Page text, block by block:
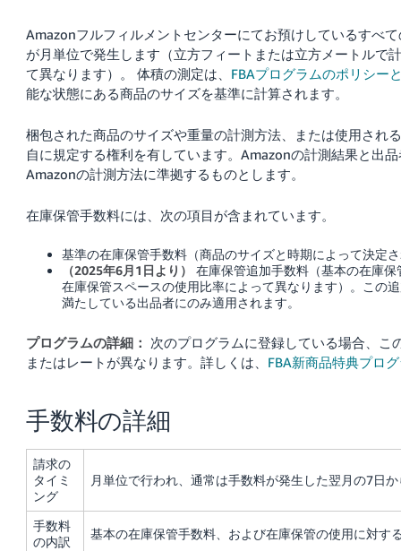
日
本
- FR
Italiano
- IT
한
국
-
日
-
JP
English
- JP
グ
イ
ン
さ
っ
始
め
Amazonフルフィルメントセンターにてお預けしているすべ
が月単位で発生します（立方フィートまたは立方メートルで
て異なります）。
体積の測定は、 FBAプログラムのポリシー
能な状態にある商品のサイズを基準に計算されます。
梱包された商品のサイズや重量の計測方法、または使用され
自に規定する権利を有しています。Amazonの計測結果と出
Amazonの計測方法に準拠するものとします。
在庫保管手数料には、次の項目が含まれています。
基準の在庫保管手数料（商品のサイズと時期によって決定
（2025年6月1日より）
在庫保管追加手数料（基本の在庫
在庫保管スペースの使用比率によって異なります）。この
満たしている出品者にのみ適用されます。
プログラムの詳細：
次のプログラムに登録している場合、こ
またはレートが異なります。詳しくは、 FBA新商品特典プロ
手数料の詳細
請求の
タイミ
ング
月単位で行われ、通常は手数料が発生した翌月の7日
手数料
の内訳
基本の在庫保管手数料、および在庫保管の使用に対す